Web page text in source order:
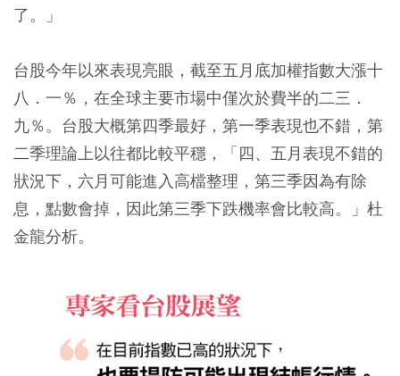
了。」
台股今年以來表現亮眼，截至五月底加權指數大漲十
八．一％，在全球主要市場中僅次於費半的二三．
九％。台股大概第四季最好，第一季表現也不錯，第
二季理論上以往都比較平穩，「四、五月表現不錯的
狀況下，六月可能進入高檔整理，第三季因為有除
息，點數會掉，因此第三季下跌機率會比較高。」杜
金龍分析。